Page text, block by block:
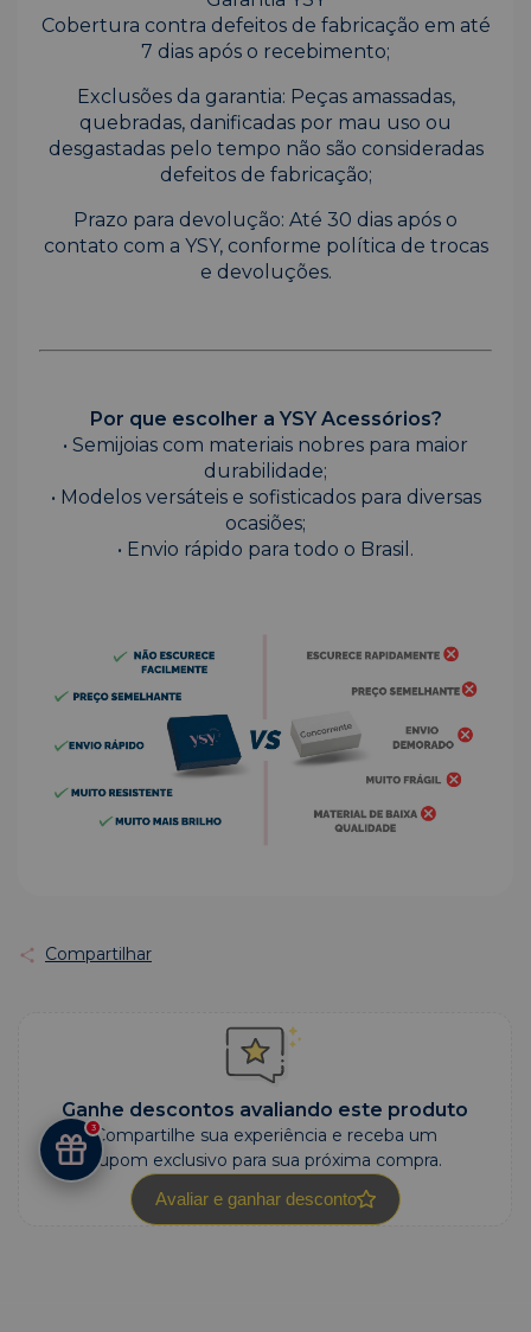
Cobertura contra defeitos de fabricação em até
7 dias após o recebimento;
Exclusões da garantia: Peças amassadas,
quebradas, danificadas por mau uso ou
desgastadas pelo tempo não são consideradas
defeitos de fabricação;
Prazo para devolução: Até 30 dias após o
contato com a YSY, conforme política de trocas
e devoluções.
Por que escolher a YSY Acessórios?
• Semijoias com materiais nobres para maior
durabilidade;
• Modelos versáteis e sofisticados para diversas
ocasiões;
• Envio rápido para todo o Brasil.
Compartilhar
Ganhe descontos avaliando este produto
Compartilhe sua experiência e receba um
cupom exclusivo para sua próxima compra.
Avaliar e ganhar desconto
3